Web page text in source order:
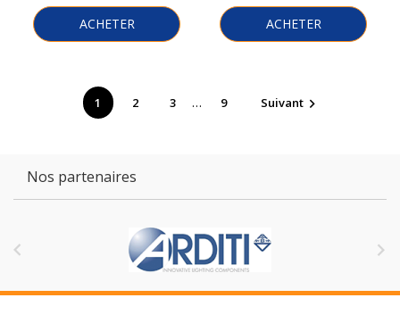
ACHETER ACHETER
1 2 3 … 9 Suivant 
Nos partenaires
 